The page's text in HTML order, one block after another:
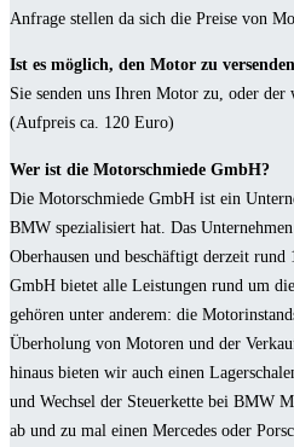
Anfrage stellen da sich die Preise von
Ist es möglich, den Motor zu
Sie senden uns Ihren Motor zu, oder der
(Aufpreis ca. 120 Euro)
Wer ist die Motorschmiede GmbH?
Die Motorschmiede GmbH ist ein
BMW spezialisiert hat. Das
Oberhausen und beschäftigt derzeit
GmbH bietet alle Leistungen rund um
gehören unter anderem: die
Überholung von Motoren und der
hinaus bieten wir auch einen
und Wechsel der Steuerkette bei BMW
ab und zu mal einen Mercedes oder